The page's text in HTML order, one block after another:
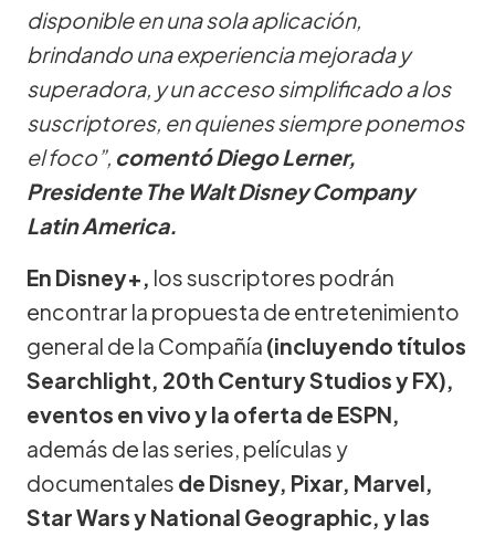
disponible en una sola aplicación,
brindando una experiencia mejorada y
superadora, y un acceso simplificado a los
suscriptores, en quienes siempre ponemos
el foco”, comentó Diego Lerner,
Presidente The Walt Disney Company
Latin America.
En Disney+, los suscriptores podrán
encontrar la propuesta de entretenimiento
general de la Compañía (incluyendo títulos
Searchlight, 20th Century Studios y FX),
eventos en vivo y la oferta de ESPN,
además de las series, películas y
documentales de Disney, Pixar, Marvel,
Star Wars y National Geographic, y las